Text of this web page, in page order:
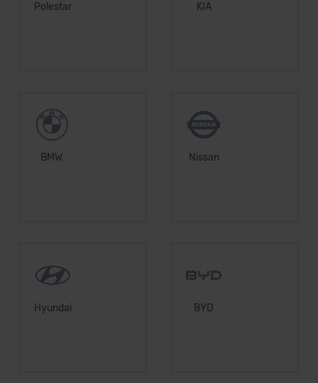
Polestar KIA
BMW Nissan
Hyundai BYD